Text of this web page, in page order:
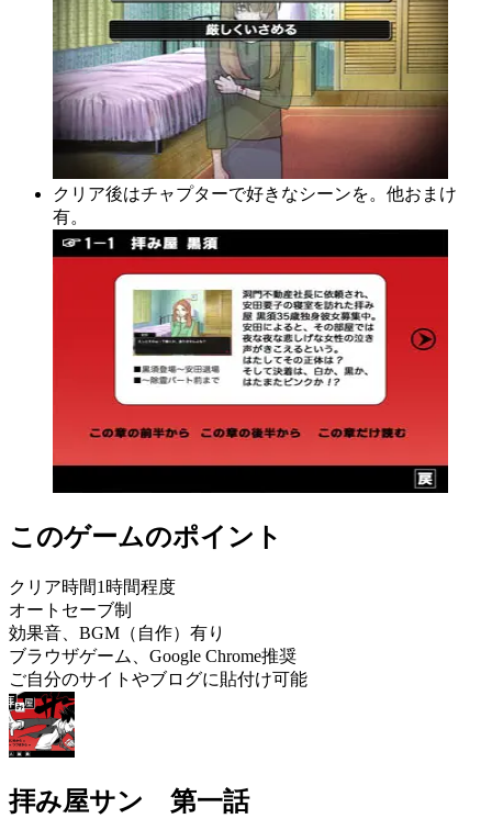
クリア後はチャプターで好きなシーンを。他おまけ
有。
このゲームのポイント
クリア時間1時間程度
オートセーブ制
効果音、BGM（自作）有り
ブラウザゲーム、Google Chrome推奨
ご自分のサイトやブログに貼付け可能
拝み屋サン 第一話